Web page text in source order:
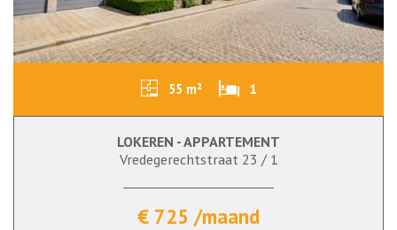
55 m² 1
LOKEREN - APPARTEMENT
Vredegerechtstraat 23 / 1
€ 725 /maand